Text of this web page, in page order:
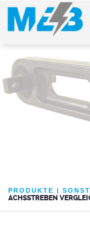
PRODUKTE
ACHSSTREBEN